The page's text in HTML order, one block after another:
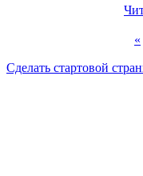
«
Сделать стартовой